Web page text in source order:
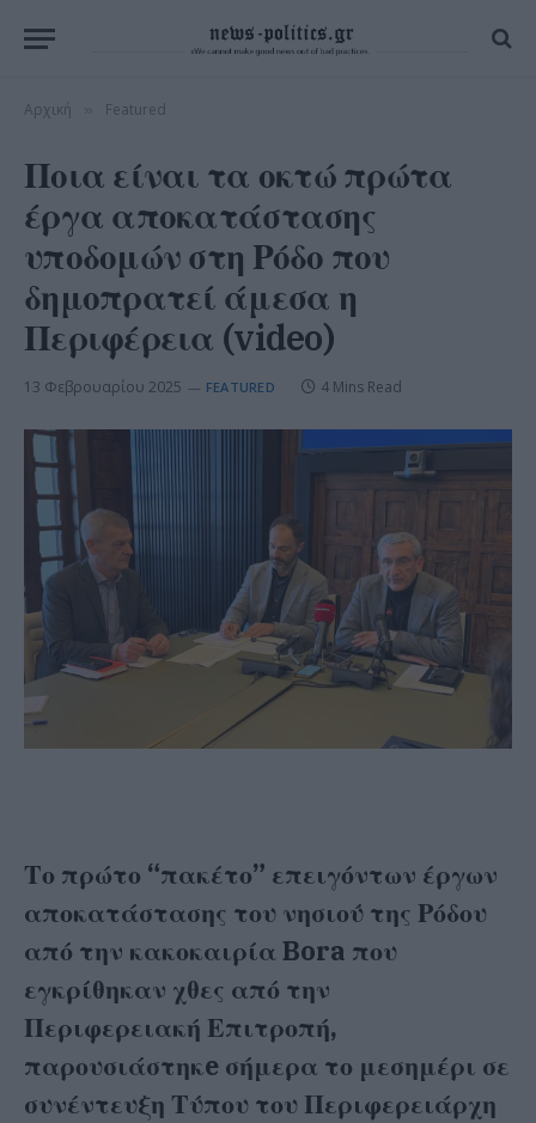
Αρχική Featured
Ποια είναι τα οκτώ πρώτα
έργα αποκατάστασης
υποδομών στη Ρόδο που
δημοπρατεί άμεσα η
Περιφέρεια (video)
13 Φεβρουαρίου 2025 FEATURED 4 Mins Read
Το πρώτο “πακέτο” επειγόντων έργων
αποκατάστασης του νησιού της Ρόδου
από την κακοκαιρία Bora που
εγκρίθηκαν χθες από την
Περιφερειακή Επιτροπή,
παρουσιάστηκe σήμερα το μεσημέρι σε
συνέντευξη Τύπου του Περιφερειάρχη